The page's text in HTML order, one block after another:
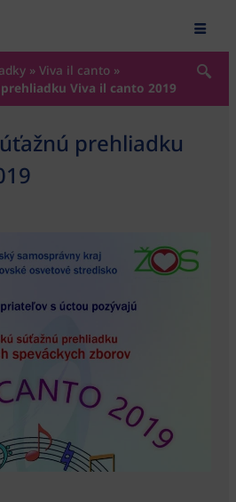
» Viva il canto »
Viva il canto 2019
prehliadku